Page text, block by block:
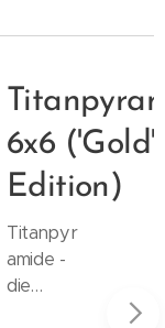
6x6 ('Gold'
Edition)
Titanpyr
amide -
die